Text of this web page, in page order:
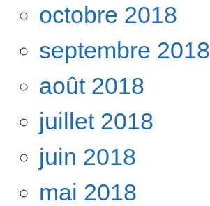
octobre 2018
septembre 2018
août 2018
juillet 2018
juin 2018
mai 2018